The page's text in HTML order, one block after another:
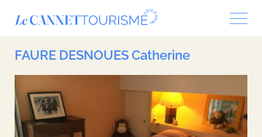
FAURE DESNOUES Catherine